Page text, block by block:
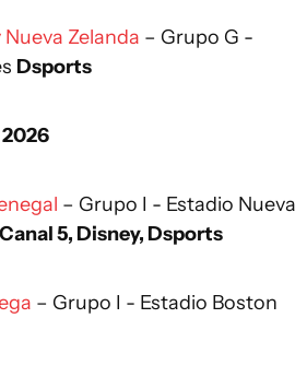
Nueva Zelanda – Grupo G -
Dsports
– Grupo I - Estadio Nueva
Canal 5, Disney, Dsports
– Grupo I - Estadio Boston